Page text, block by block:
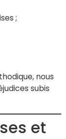
;
nous
subis
et